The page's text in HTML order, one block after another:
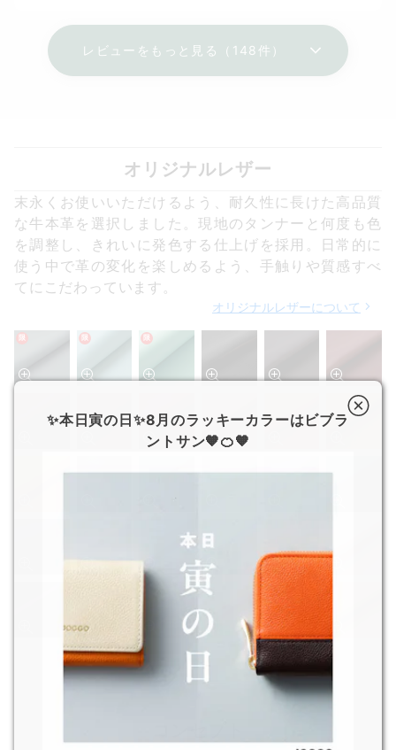
レビューをもっと見る（148件）
オリジナルレザー
末永くお使いいただけるよう、耐久性に長けた高品質
な牛本革を選択しました。現地のタンナーと何度も色
を調整し、きれいに発色する仕上げを採用。日常的に
使う中で革の変化を楽しめるよう、手触りや質感すべ
てにこだわっています。
オリジナルレザーについて
限 限 限
✨本日寅の日✨8月のラッキーカラーはビブラ
ントサン🧡🍊🧡